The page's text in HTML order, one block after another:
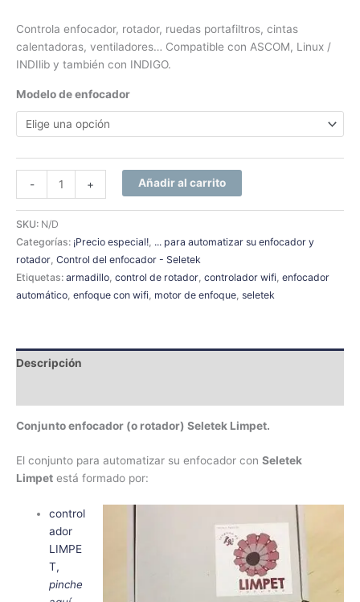
Controla enfocador, rotador, ruedas portafiltros, cintas
calentadoras, ventiladores… Compatible con ASCOM, Linux /
INDIlib y también con INDIGO.
Modelo de enfocador
- + Añadir al carrito
SKU: N/D
Categorías: ¡Precio especial! ... para automatizar su enfocador y
rotador Control del enfocador - Seletek
Etiquetas: armadillo control de rotador controlador wifi enfocador
automático enfoque con wifi motor de enfoque seletek
Descripción
Conjunto enfocador (o rotador) Seletek Limpet.
El conjunto para automatizar su enfocador con Seletek
Limpet está formado por:
control
ador
LIMPE
T,
pinche